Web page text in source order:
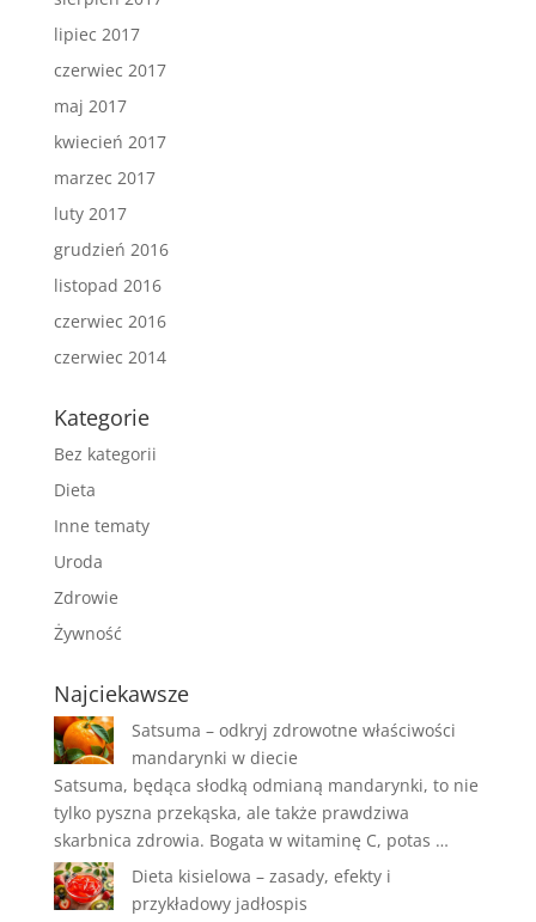
lipiec 2017
czerwiec 2017
maj 2017
kwiecień 2017
marzec 2017
luty 2017
grudzień 2016
listopad 2016
czerwiec 2016
czerwiec 2014
Kategorie
Bez kategorii
Dieta
Inne tematy
Uroda
Zdrowie
Żywność
Najciekawsze
Satsuma – odkryj zdrowotne właściwości
mandarynki w diecie
Satsuma, będąca słodką odmianą mandarynki, to nie
tylko pyszna przekąska, ale także prawdziwa
skarbnica zdrowia. Bogata w witaminę C, potas …
Dieta kisielowa – zasady, efekty i
przykładowy jadłospis